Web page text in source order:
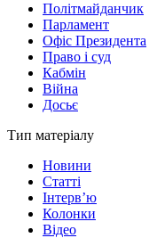
Політмайданчик
Парламент
Офіс Президента
Право і суд
Кабмін
Війна
Досьє
Тип матеріалу
Новини
Статті
Інтерв’ю
Колонки
Відео